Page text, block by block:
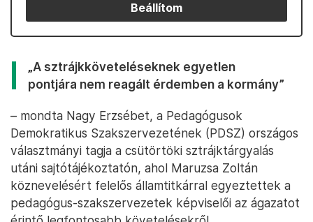
Beállítom
„A sztrájkköveteléseknek egyetlen
pontjára nem reagált érdemben a kormány”
– mondta Nagy Erzsébet, a Pedagógusok
Demokratikus Szakszervezetének (PDSZ) országos
választmányi tagja a csütörtöki sztrájktárgyalás
utáni sajtótájékoztatón, ahol Maruzsa Zoltán
köznevelésért felelős államtitkárral egyeztettek a
pedagógus-szakszervezetek képviselői az ágazatot